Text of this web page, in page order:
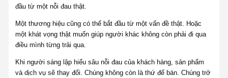
đầu từ một nỗi đau thật.
Một thương hiệu cũng có thể bắt đầu từ một vấn đề thật. Hoặc
một khát vọng thật muốn giúp người khác không còn phải đi qua
điều mình từng trải qua.
Khi người sáng lập hiểu sâu nỗi đau của khách hàng, sản phẩm
và dịch vụ sẽ thay đổi. Chúng không còn là thứ để bán. Chúng trở